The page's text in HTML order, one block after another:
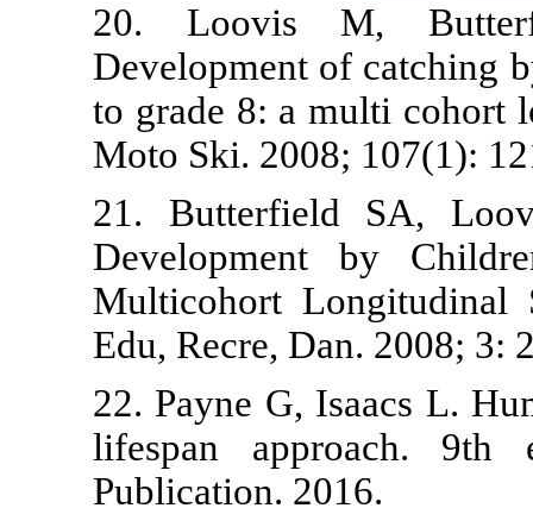
20.
Development
to grade 8: a
Moto Ski.
21.
Multicohort
Edu, Recre,
22. Payne G,
lifespan
Publication.